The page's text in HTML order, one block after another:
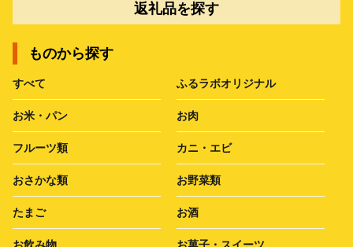
返礼品を探す
ものから探す
すべて ふるラボオリジナル
お米・パン お肉
フルーツ類 カニ・エビ
おさかな類 お野菜類
たまご お酒